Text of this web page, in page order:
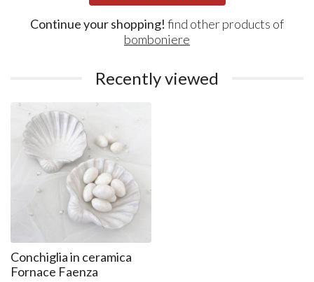
Continue your shopping! find other products of
bomboniere
Recently viewed
Conchiglia in ceramica
Fornace Faenza